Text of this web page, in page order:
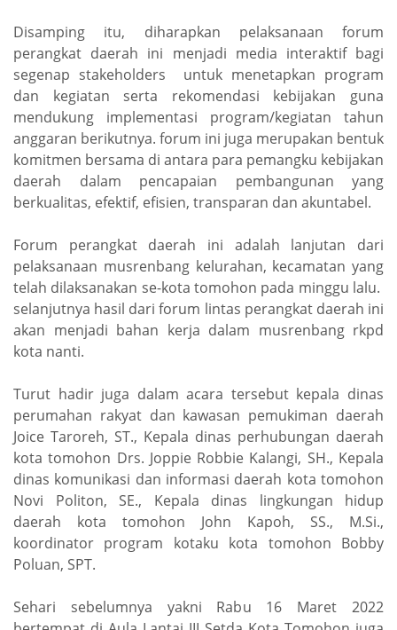
Disamping itu, diharapkan pelaksanaan forum
perangkat daerah ini menjadi media interaktif bagi
segenap stakeholders untuk menetapkan program
dan kegiatan serta rekomendasi kebijakan guna
mendukung implementasi program/kegiatan tahun
anggaran berikutnya. forum ini juga merupakan bentuk
komitmen bersama di antara para pemangku kebijakan
daerah dalam pencapaian pembangunan yang
berkualitas, efektif, efisien, transparan dan akuntabel.
Forum perangkat daerah ini adalah lanjutan dari
pelaksanaan musrenbang kelurahan, kecamatan yang
telah dilaksanakan se-kota tomohon pada minggu lalu.
selanjutnya hasil dari forum lintas perangkat daerah ini
akan menjadi bahan kerja dalam musrenbang rkpd
kota nanti.
Turut hadir juga dalam acara tersebut kepala dinas
perumahan rakyat dan kawasan pemukiman daerah
Joice Taroreh, ST., Kepala dinas perhubungan daerah
kota tomohon Drs. Joppie Robbie Kalangi, SH., Kepala
dinas komunikasi dan informasi daerah kota tomohon
Novi Politon, SE., Kepala dinas lingkungan hidup
daerah kota tomohon John Kapoh, SS., M.Si.,
koordinator program kotaku kota tomohon Bobby
Poluan, SPT.
Sehari sebelumnya yakni Rabu 16 Maret 2022